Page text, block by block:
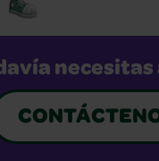
necesitas